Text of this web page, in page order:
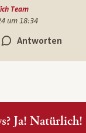
Antworten
Team
um 18:34
Ja! Natürlich!